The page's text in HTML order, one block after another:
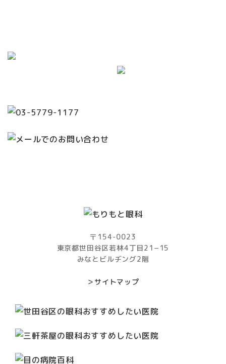
〒154-0023
東京都世田谷区若林4丁目21−15
みなとビルヂング2階
＞サイトマップ